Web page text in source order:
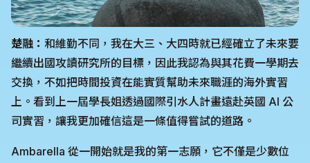
楚融： 和維勤不同，我在大三、大四時就已經確立了未來要
繼續出國攻讀研究所的目標，因此我認為與其花費一學期去
交換，不如把時間投資在能實質幫助未來職涯的海外實習
上。看到上一屆學長姐透過國際引水人計畫遠赴英國 AI 公
司實習，讓我更加確信這是一條值得嘗試的道路。
Ambarella 從一開始就是我的第一志願，它不僅是少數位